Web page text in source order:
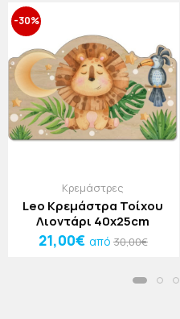
-30%
Κρεμάστρες
Leo Κρεμάστρα Τοίχου
Λιοντάρι 40x25cm
21,00€ από 30,00€